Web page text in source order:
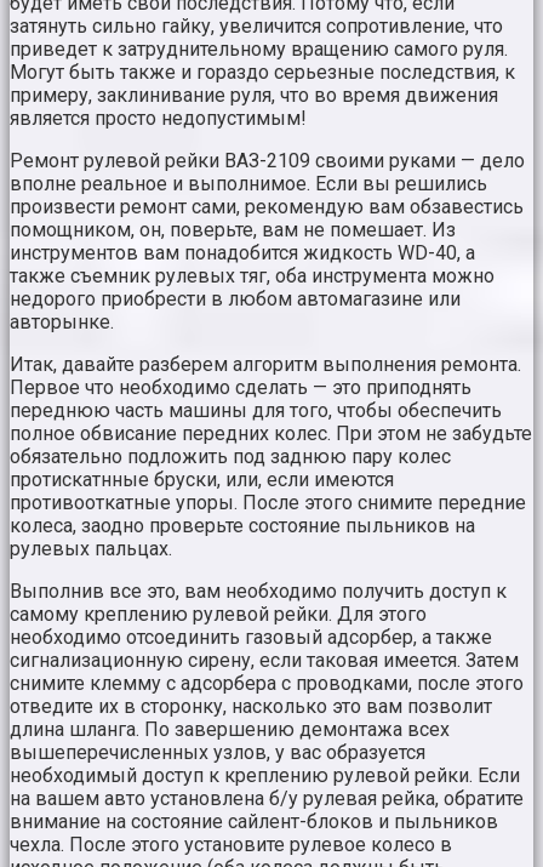
затянуть сильно гайку, увеличится сопротивление, что
приведет к затруднительному вращению самого руля.
Могут быть также и гораздо серьезные последствия, к
примеру, заклинивание руля, что во время движения
является просто недопустимым!
Ремонт рулевой рейки ВАЗ-2109 своими руками — дело
вполне реальное и выполнимое. Если вы решились
произвести ремонт сами, рекомендую вам обзавестись
помощником, он, поверьте, вам не помешает. Из
инструментов вам понадобится жидкость WD-40, а
также съемник рулевых тяг, оба инструмента можно
недорого приобрести в любом автомагазине или
авторынке.
Итак, давайте разберем алгоритм выполнения ремонта.
Первое что необходимо сделать — это приподнять
переднюю часть машины для того, чтобы обеспечить
полное обвисание передних колес. При этом не забудьте
обязательно подложить под заднюю пару колес
протискатнные бруски, или, если имеются
противооткатные упоры. После этого снимите передние
колеса, заодно проверьте состояние пыльников на
рулевых пальцах.
Выполнив все это, вам необходимо получить доступ к
самому креплению рулевой рейки. Для этого
необходимо отсоединить газовый адсорбер, а также
сигнализационную сирену, если таковая имеется. Затем
снимите клемму с адсорбера с проводками, после этого
отведите их в сторонку, насколько это вам позволит
длина шланга. По завершению демонтажа всех
вышеперечисленных узлов, у вас образуется
необходимый доступ к креплению рулевой рейки. Если
на вашем авто установлена б/у рулевая рейка, обратите
внимание на состояние сайлент-блоков и пыльников
чехла. После этого установите рулевое колесо в